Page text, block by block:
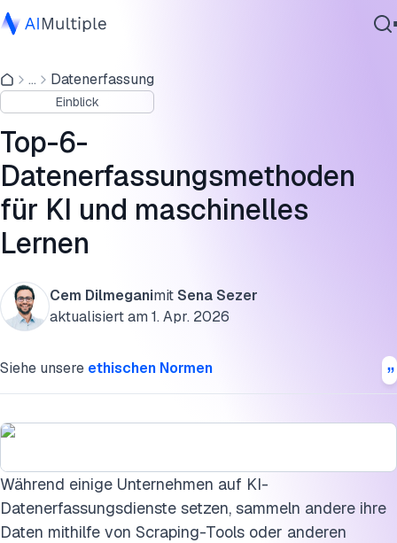
Agentische KI
Cybersicherheit
Daten
Unternehmenssoftware
Dienstleistungen
... Datenerfassung
Einblick
Top-6-
Datenerfassungsmethoden
für KI und maschinelles
Lernen
Cem DilmeganimitSena Sezer
aktualisiert am 1. Apr. 2026
Siehe unsere ethischen Normen
Während einige Unternehmen auf KI-
Datenerfassungsdienste setzen, sammeln andere ihre
Daten mithilfe von Scraping-Tools oder anderen
1. Crowdsourcing
3. Standarddatensätze
4. Automatisierte Datenerfassung
5. Generative KI
6. Reinforcement Learning from Human Feedback (RLHF)
FAQs
Weiterführende Literatur
Externe Ressourcen
Diese Forschung zitieren